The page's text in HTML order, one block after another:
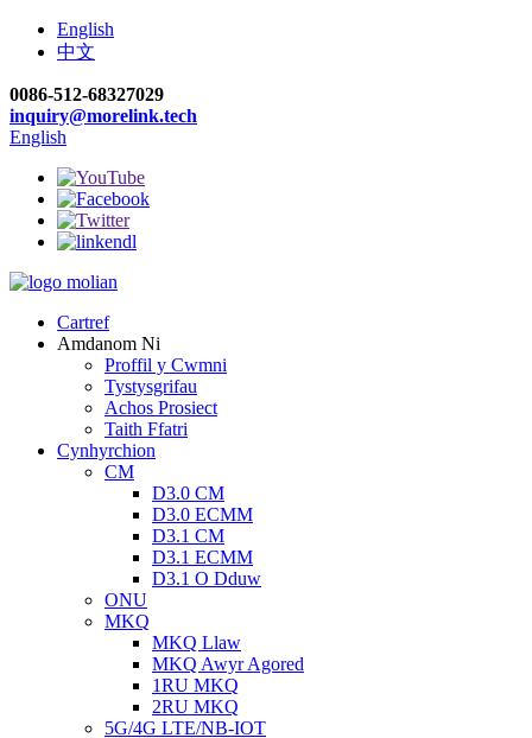
English
中文
0086-512-68327029
inquiry@morelink.tech
English
Cartref
Amdanom Ni
Proffil y Cwmni
Tystysgrifau
Achos Prosiect
Taith Ffatri
Cynhyrchion
CM
D3.0 CM
D3.0 ECMM
D3.1 CM
D3.1 ECMM
D3.1 O Dduw
ONU
MKQ
MKQ Llaw
MKQ Awyr Agored
1RU MKQ
2RU MKQ
5G/4G LTE/NB-IOT